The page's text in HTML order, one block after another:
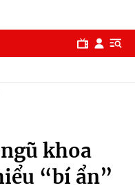
khoa
“bí ẩn”